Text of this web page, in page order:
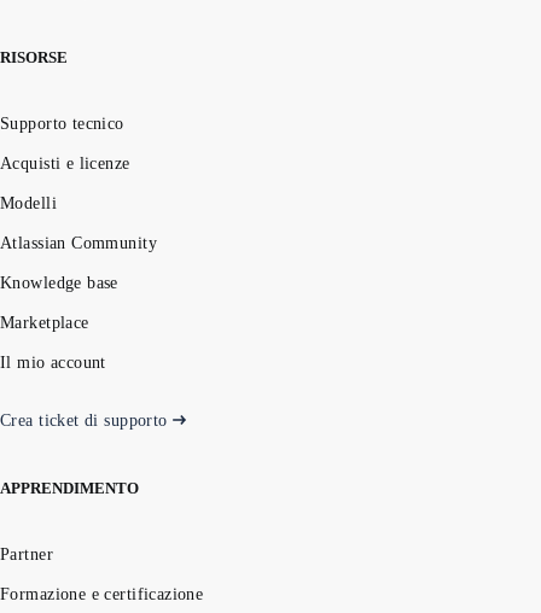
RISORSE
Supporto tecnico
Acquisti e licenze
Modelli
Atlassian Community
Knowledge base
Marketplace
Il mio account
Crea ticket di supporto
APPRENDIMENTO
Partner
Formazione e certificazione